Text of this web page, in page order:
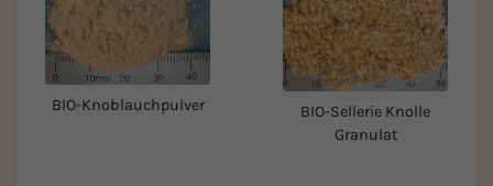
BIO-Knoblauchpulver
BIO-Sellerie Knolle
Granulat